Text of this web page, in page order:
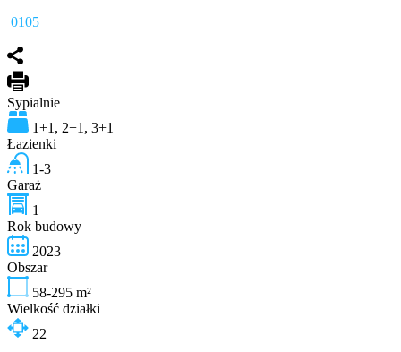
0105
Sypialnie
1+1, 2+1, 3+1
Łazienki
1-3
Garaż
1
Rok budowy
2023
Obszar
58-295 m²
Wielkość działki
22